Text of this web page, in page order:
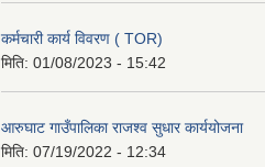
कर्मचारी कार्य विवरण ( TOR)
मिति: 01/08/2023 - 15:42
आरुघाट गाउँपालिका राजश्व सुधार कार्ययोजना
मिति: 07/19/2022 - 12:34